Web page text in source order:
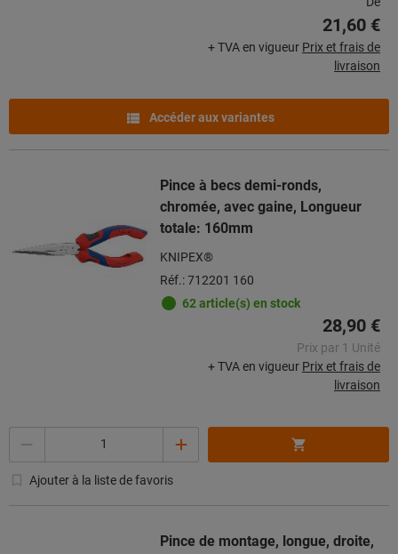
21,60 €
+ TVA en vigueur Prix et frais de
livraison
Accéder aux variantes
Pince à becs demi-ronds,
chromée, avec gaine, Longueur
totale: 160mm
KNIPEX®
Réf.: 712201 160
62 article(s) en stock
28,90 €
Prix par 1 Unité
+ TVA en vigueur Prix et frais de
livraison
Ajouter à la liste de favoris
Pince de montage, longue, droite,